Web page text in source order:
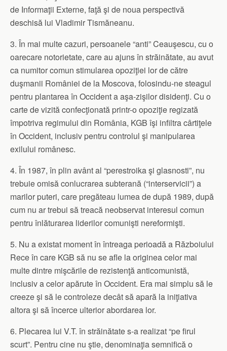
de Informaţii Externe, faţă şi de noua perspectivă
deschisă lui Vladimir Tismăneanu.
3. În mai multe cazuri, persoanele “anti” Ceauşescu, cu o
oarecare notorietate, care au ajuns în străinătate, au avut
ca numitor comun stimularea opoziţiei lor de către
duşmanii României de la Moscova, folosindu-ne steagul
pentru plantarea în Occident a aşa-zişilor disidenţi. Cu o
carte de vizită confecţionată printr-o opoziţie regizată
împotriva regimului din România, KGB îşi infiltra cârtiţele
în Occident, inclusiv pentru controlul şi manipularea
exilului românesc.
4. În 1987, în plin avânt al “perestroika şi glasnosti”, nu
trebuie omisă conlucrarea subterană (“interservicii”) a
marilor puteri, care pregăteau lumea de după 1989, după
cum nu ar trebui să treacă neobservat interesul comun
pentru înlăturarea liderilor comunişti nereformişti.
5. Nu a existat moment în întreaga perioadă a Războiului
Rece în care KGB să nu se afle la originea celor mai
multe dintre mişcările de rezistenţă anticomunistă,
inclusiv a celor apărute în Occident. Era mai simplu să le
creeze şi să le controleze decât să apară la iniţiativa
altora şi să încerce ulterior abordarea lor.
6. Plecarea lui V.T. în străinătate s-a realizat “pe firul
scurt”. Pentru cine nu ştie, denominaţia semnifică o